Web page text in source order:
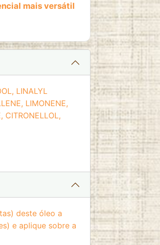
mais versátil
LINALYL
LIMONENE,
CITRONELLOL,
deste óleo a
e aplique sobre a